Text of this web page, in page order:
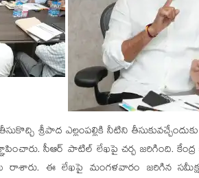
శ్రీపాద ఎల్లంపల్లికి నీటిని
సీఆర్ పాటిల్‌ లేఖపై చర్చ జరిగింది.
రాశారు. ఈ లేఖపై మంగళవారం జరిగిన